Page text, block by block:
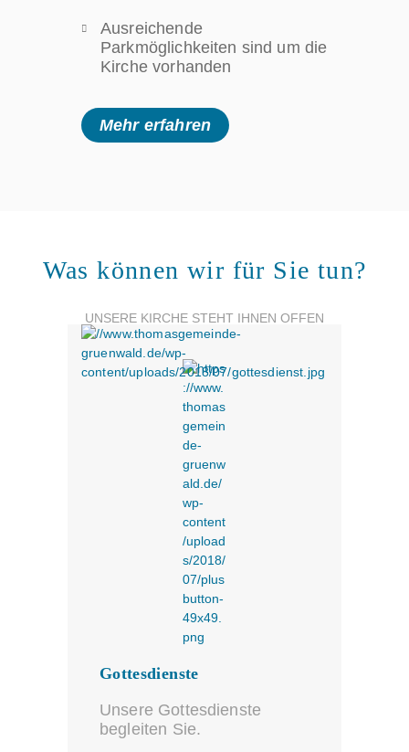
Ausreichende
Parkmöglichkeiten sind um die
Kirche vorhanden
Mehr erfahren
Was können wir für Sie tun?
UNSERE KIRCHE STEHT IHNEN OFFEN
Gottesdienste
Unsere Gottesdienste
begleiten Sie.